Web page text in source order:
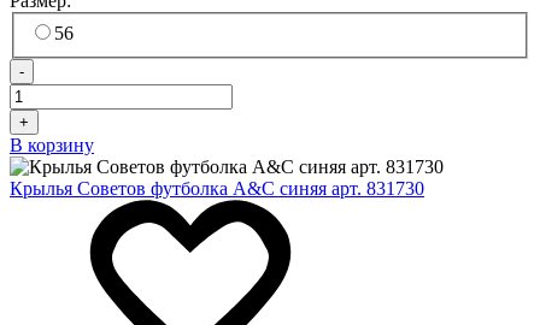
56
-
+
В корзину
Крылья Советов футболка A&C синяя арт. 831730